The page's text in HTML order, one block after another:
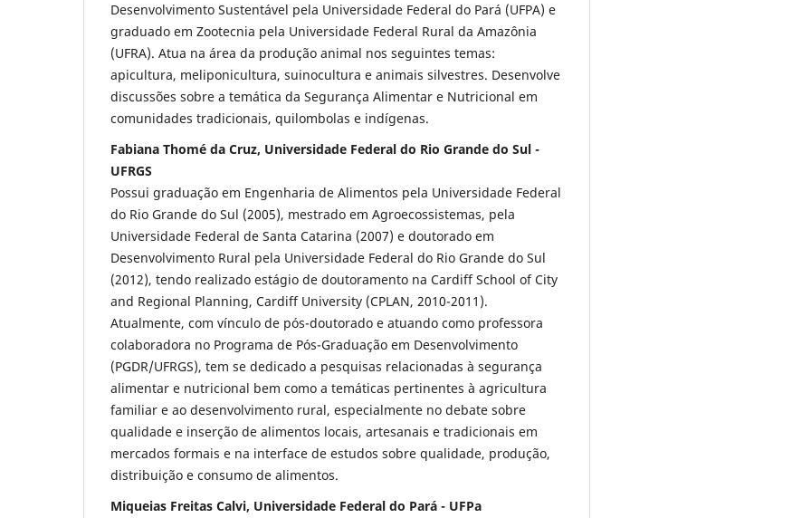
Desenvolvimento Sustentável pela Universidade Federal do Pará (UFPA) e
graduado em Zootecnia pela Universidade Federal Rural da Amazônia
(UFRA). Atua na área da produção animal nos seguintes temas:
apicultura, meliponicultura, suinocultura e animais silvestres. Desenvolve
discussões sobre a temática da Segurança Alimentar e Nutricional em
comunidades tradicionais, quilombolas e indígenas.
Fabiana Thomé da Cruz, Universidade Federal do Rio Grande do Sul -
UFRGS
Possui graduação em Engenharia de Alimentos pela Universidade Federal
do Rio Grande do Sul (2005), mestrado em Agroecossistemas, pela
Universidade Federal de Santa Catarina (2007) e doutorado em
Desenvolvimento Rural pela Universidade Federal do Rio Grande do Sul
(2012), tendo realizado estágio de doutoramento na Cardiff School of City
and Regional Planning, Cardiff University (CPLAN, 2010-2011).
Atualmente, com vínculo de pós-doutorado e atuando como professora
colaboradora no Programa de Pós-Graduação em Desenvolvimento
(PGDR/UFRGS), tem se dedicado a pesquisas relacionadas à segurança
alimentar e nutricional bem como a temáticas pertinentes à agricultura
familiar e ao desenvolvimento rural, especialmente no debate sobre
qualidade e inserção de alimentos locais, artesanais e tradicionais em
mercados formais e na interface de estudos sobre qualidade, produção,
distribuição e consumo de alimentos.
Miqueias Freitas Calvi, Universidade Federal do Pará - UFPa